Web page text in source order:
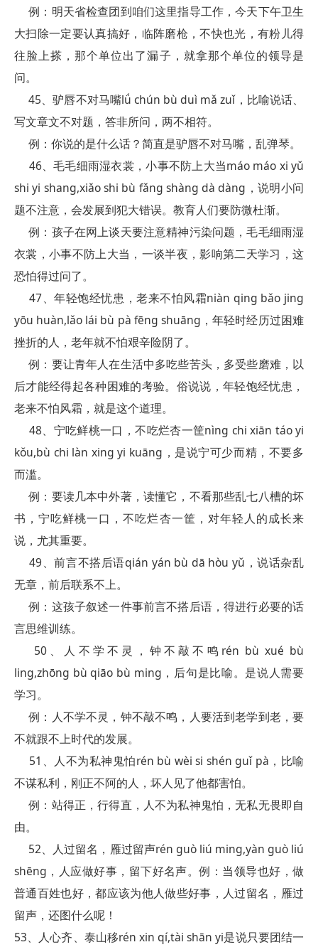
例：明天省检查团到咱们这里指导工作，今天下午卫生
大扫除一定要认真搞好，临阵磨枪，不快也光，有粉儿得
往脸上搽，那个单位出了漏子，就拿那个单位的领导是
问。
45、驴唇不对马嘴lǘ chún bù duì mǎ zuǐ，比喻说话、
写文章文不对题，答非所问，两不相符。
例：你说的是什么话？简直是驴唇不对马嘴，乱弹琴。
46、毛毛细雨湿衣裳，小事不防上大当máo máo xi yǔ
shi yi shang,xiǎo shi bù fǎng shàng dà dàng，说明小问
题不注意，会发展到犯大错误。教育人们要防微杜渐。
例：孩子在网上谈天要注意精神污染问题，毛毛细雨湿
衣裳，小事不防上大当，一谈半夜，影响第二天学习，这
恐怕得过问了。
47、年轻饱经忧患，老来不怕风霜niàn qing bǎo jing
yōu huàn,lǎo lái bù pà fēng shuāng，年轻时经历过困难
挫折的人，老年就不怕艰辛险阴了。
例：要让青年人在生活中多吃些苦头，多受些磨难，以
后才能经得起各种困难的考验。俗说说，年轻饱经忧患，
老来不怕风霜，就是这个道理。
48、宁吃鲜桃一口，不吃烂杏一筐nìng chi xiān táo yi
kǒu,bù chi làn xing yi kuāng，是说宁可少而精，不要多
而滥。
例：要读几本中外著，读懂它，不看那些乱七八槽的坏
书，宁吃鲜桃一口，不吃烂杏一筐，对年轻人的成长来
说，尤其重要。
49、前言不搭后语qián yán bù dā hòu yǔ，说话杂乱
无章，前后联系不上。
例：这孩子叙述一件事前言不搭后语，得进行必要的话
言思维训练。
50、人不学不灵，钟不敲不鸣rén bù xué bù
ling,zhōng bù qiāo bù ming，后句是比喻。是说人需要
学习。
例：人不学不灵，钟不敲不鸣，人要活到老学到老，要
不就跟不上时代的发展。
51、人不为私神鬼怕rén bù wèi si shén guǐ pà，比喻
不谋私利，刚正不阿的人，坏人见了他都害怕。
例：站得正，行得直，人不为私神鬼怕，无私无畏即自
由。
52、人过留名，雁过留声rén guò liú ming,yàn guò liú
shēng，人应做好事，留下好名声。例：当领导也好，做
普通百姓也好，都应该为他人做些好事，人过留名，雁过
留声，还图什么呢！
53、人心齐、泰山移rén xin qí,tài shān yi是说只要团结一